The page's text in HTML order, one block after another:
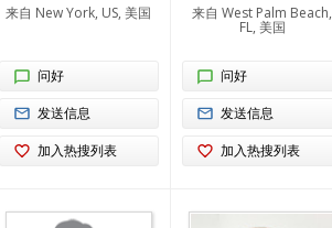
来自 New York, US, 美国
问好
发送信息
加入热搜列表
来自 West Palm Beach,
FL, 美国
问好
发送信息
加入热搜列表